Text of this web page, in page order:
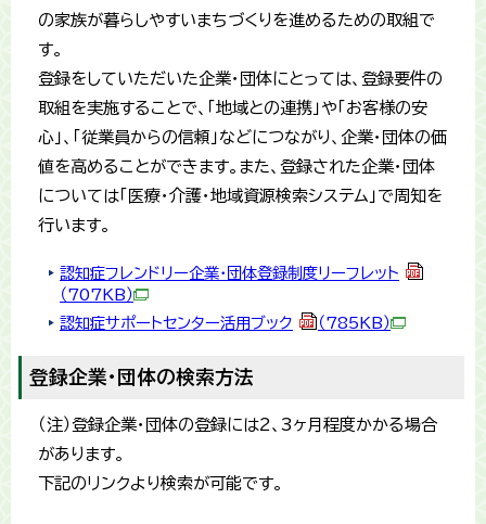
の家族が暮らしやすいまちづくりを進めるための取組で
す。
登録をしていただいた企業・団体にとっては、登録要件の
取組を実施することで、「地域との連携」や「お客様の安
心」、「従業員からの信頼」などにつながり、企業・団体の価
値を高めることができます。また、登録された企業・団体
については「医療・介護・地域資源検索システム」で周知を
行います。
認知症フレンドリー企業・団体登録制度リーフレット
（707KB）
認知症サポートセンター活用ブック
（785KB）
登録企業・団体の検索方法
（注）登録企業・団体の登録には2、3ヶ月程度かかる場合
があります。
下記のリンクより検索が可能です。